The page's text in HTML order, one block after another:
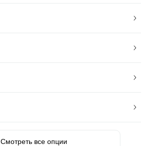
Смотреть все опции